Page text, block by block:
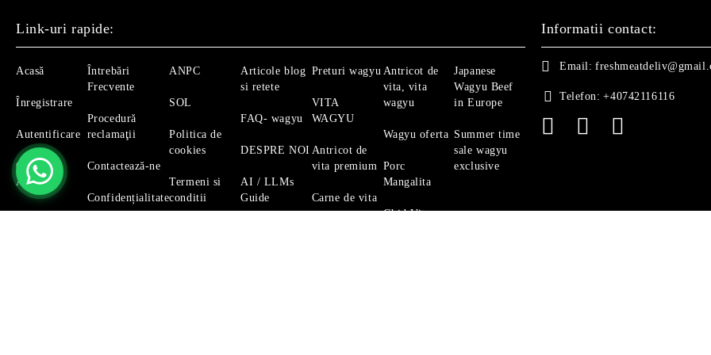
Link-uri rapide:
Acasă
Înregistrare
Autentificare
Căutare
Avansată
Întrebări
Frecvente
Procedură
reclamaţii
Contactează-ne
Confidențialitate
ANPC
SOL
Politica de
cookies
Termeni si
conditii
Articole blog
si retete
FAQ- wagyu
DESPRE NOI
AI / LLMs
Guide
Preturi wagyu
VITA
WAGYU
Antricot de
vita premium
Carne de vita
Antricot de
vita, vita
wagyu
Wagyu oferta
Porc
Mangalita
Ghid Vita
Japanese
Wagyu Beef
in Europe
Summer time
sale wagyu
exclusive
Informatii contact:
Email:
Telefon: +40742116116